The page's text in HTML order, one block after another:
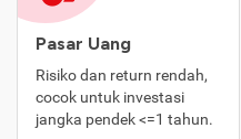
Pasar Uang
Risiko dan return rendah,
cocok untuk investasi
jangka pendek <=1 tahun.